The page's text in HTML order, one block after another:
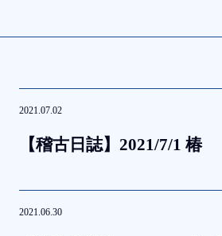
2021.07.02
【稽古日誌】 2021/7/1 椿
2021.06.30